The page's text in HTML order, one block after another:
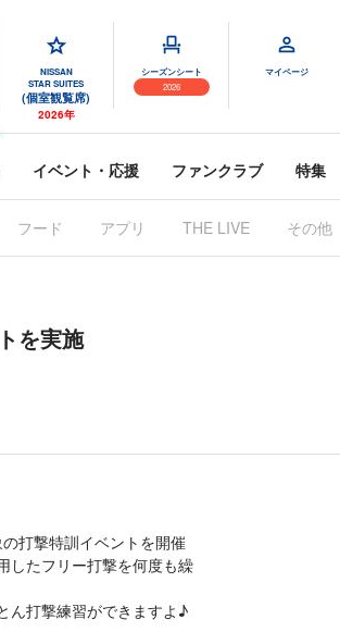
NISSAN
STAR SUITES
(個室観覧席)
2026年
シーズンシート
2026
マイページ
イベント・応援 ファンクラブ 特集
フード アプリ THE LIVE その他
を実施
打撃特訓イベントを開催
したフリー打撃を何度も繰
ん打撃練習ができますよ♪